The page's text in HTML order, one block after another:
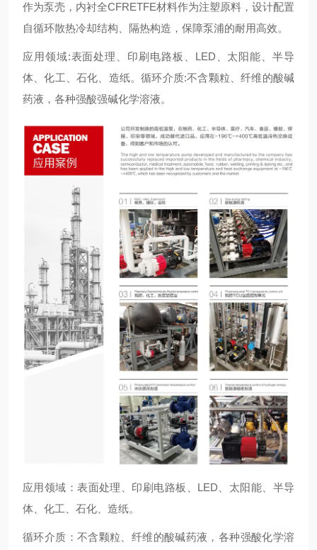
作为泵壳，内衬全CFRETFE材料作为注塑原料，设计配置
自循环散热冷却结构、隔热构造，保障泵浦的耐用高效。
应用领域:表面处理、印刷电路板、LED、太阳能、半导
体、化工、石化、造纸。循环介质:不含颗粒、纤维的酸碱
药液，各种强酸强碱化学溶液。
应用领域：表面处理、印刷电路板、LED、太阳能、半导
体、化工、石化、造纸。
循环介质：不含颗粒、纤维的酸碱药液，各种强酸化学溶